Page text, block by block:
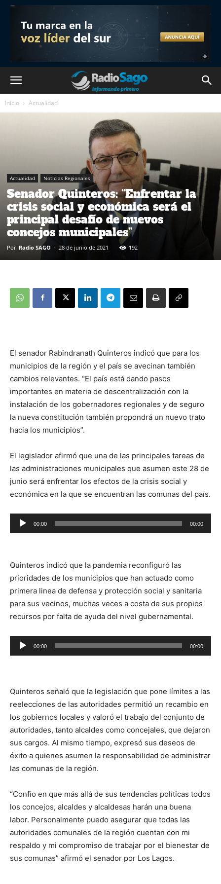
Inicio Actualidad
Actualidad Noticias Regionales
Senador Quinteros: “Enfrentar la
crisis social y económica será el
principal desafío de nuevos
concejos municipales”
Por Radio SAGO - 28 de junio de 2021 192
El senador Rabindranath Quinteros indicó que para los
municipios de la región y el país se avecinan también
cambios relevantes. “El país está dando pasos
importantes en materia de descentralización con la
instalación de los gobernadores regionales y de seguro
la nueva constitución también propondrá un nuevo trato
hacia los municipios”.
El legislador afirmó que una de las principales tareas de
las administraciones municipales que asumen este 28 de
junio será enfrentar los efectos de la crisis social y
económica en la que se encuentran las comunas del país.
Reproductor
de
00:00 00:00
Quinteros indicó que la pandemia reconfiguró las
prioridades de los municipios que han actuado como
primera linea de defensa y protección social y sanitaria
para sus vecinos, muchas veces a costa de sus propios
recursos por falta de ayuda del nivel gubernamental.
Reproductor
de
00:00 00:00
Quinteros señaló que la legislación que pone límites a las
reelecciones de las autoridades permitió un recambio en
los gobiernos locales y valoró el trabajo del conjunto de
autoridades, tanto alcaldes como concejales, que dejaron
sus cargos. Al mismo tiempo, expresó sus deseos de
éxito a quienes asumen la responsabilidad de administrar
las comunas de la región.
“Confío en que más allá de sus tendencias políticas todos
los concejos, alcaldes y alcaldesas harán una buena
labor. Personalmente puedo asegurar que todas las
autoridades comunales de la región cuentan con mi
respaldo y mi compromiso de trabajar por el bienestar de
sus comunas” afirmó el senador por Los Lagos.